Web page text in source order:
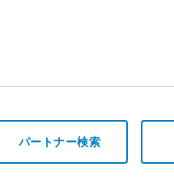
パートナー検索